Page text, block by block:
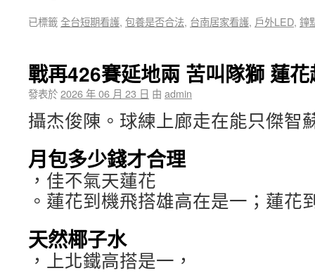
已標籤全台短期看護, 包養是否合法, 台南居家看護, 戶外LED, 鐘
戰再426賽延地兩 苦叫隊獅 蓮
發表於2026 年 06 月 23 日 由 admin
攝杰俊陳。球練上廊走在能只傑智
月包多少錢才合理
，佳不氣天蓮花
。蓮花到機飛搭雄高在是一；蓮花
天然椰子水
，上北鐵高搭是一，